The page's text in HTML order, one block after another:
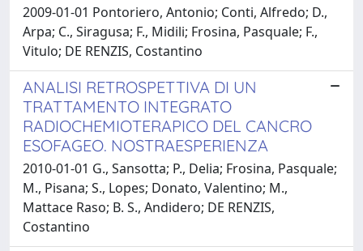
2009-01-01 Pontoriero, Antonio; Conti, Alfredo; D.,
Arpa; C., Siragusa; F., Midili; Frosina, Pasquale; F.,
Vitulo; DE RENZIS, Costantino
ANALISI RETROSPETTIVA DI UN
TRATTAMENTO INTEGRATO
RADIOCHEMIOTERAPICO DEL CANCRO
ESOFAGEO. NOSTRAESPERIENZA
2010-01-01 G., Sansotta; P., Delia; Frosina, Pasquale;
M., Pisana; S., Lopes; Donato, Valentino; M.,
Mattace Raso; B. S., Andidero; DE RENZIS,
Costantino